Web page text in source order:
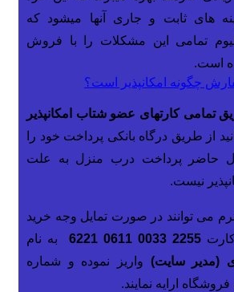
های ثابت و جاری آنها میشود که
تمامی این مشکلات را با فروش
است.
چگونه امکانپذیر است؟
تمامی کارتهای عضو شتاب امکانپذیر
از طریق درگاه بانکی پرداخت خود را
حاضر پرداخت درب منزل به علت
نیست.
می توانند در صورت تمایل وجه خرید
2255 0033 0611 6221
به نام
(مدیر سایت) واریز نموده و شماره
ارایه نمایند.